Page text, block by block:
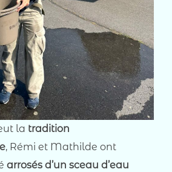
la tradition
, Rémi et Mathilde ont
arrosés d’un sceau d’eau